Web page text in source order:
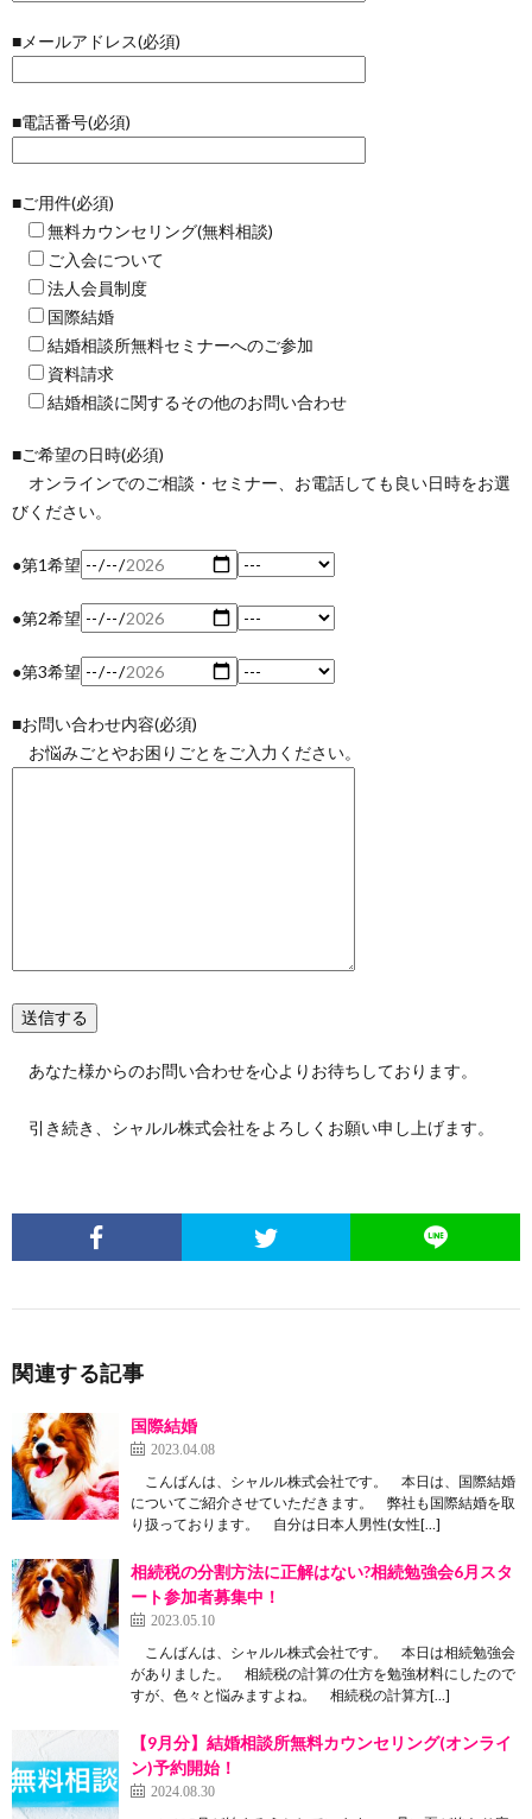
■メールアドレス(必須)
■電話番号(必須)
■ご用件(必須)
無料カウンセリング(無料相談)
ご入会について
法人会員制度
国際結婚
結婚相談所無料セミナーへのご参加
資料請求
結婚相談に関するその他のお問い合わせ
■ご希望の日時(必須)
オンラインでのご相談・セミナー、お電話しても良い日時をお選
びください。
●第1希望
●第2希望
●第3希望
■お問い合わせ内容(必須)
お悩みごとやお困りごとをご入力ください。
あなた様からのお問い合わせを心よりお待ちしております。
引き続き、シャルル株式会社をよろしくお願い申し上げます。
関連する記事
国際結婚
2023.04.08
こんばんは、シャルル株式会社です。 本日は、国際結婚
についてご紹介させていただきます。 弊社も国際結婚を取
り扱っております。 自分は日本人男性(女性[…]
相続税の分割方法に正解はない?相続勉強会6月スタ
ート参加者募集中！
2023.05.10
こんばんは、シャルル株式会社です。 本日は相続勉強会
がありました。 相続税の計算の仕方を勉強材料にしたので
すが、色々と悩みますよね。 相続税の計算方[…]
【9月分】結婚相談所無料カウンセリング(オンライ
ン)予約開始！
2024.08.30